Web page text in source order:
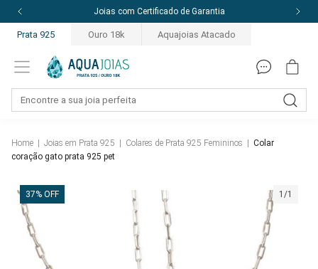
Joias com Certificado de Garantia
Prata 925 Ouro 18k Aquajoias Atacado
Home Joias em Prata 925 Colares de Prata 925 Femininos
Colar
coração gato prata 925 pet
37% OFF 1/1